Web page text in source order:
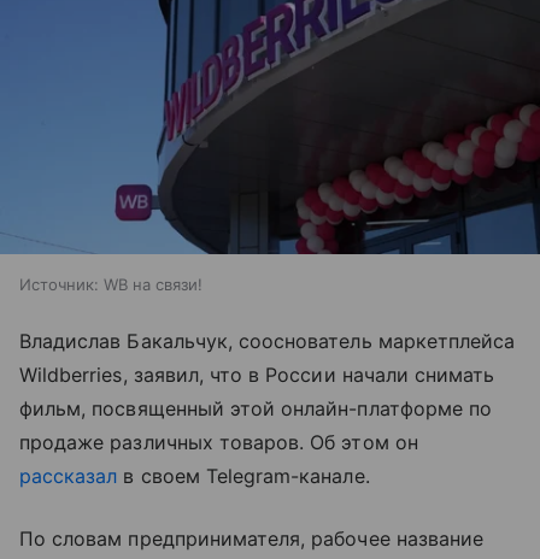
Источник: WB на связи!
Владислав Бакальчук, сооснователь маркетплейса
Wildberries, заявил, что в России начали снимать
фильм, посвященный этой онлайн-платформе по
продаже различных товаров. Об этом он
рассказал в своем Telegram-канале.
По словам предпринимателя, рабочее название